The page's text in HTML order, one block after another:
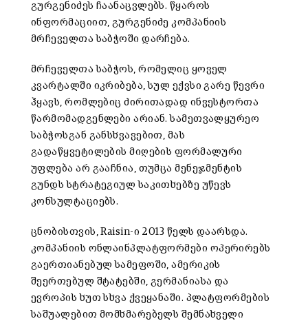
გურგენიძეს ჩაანაცვლებს. წყაროს
ინფორმაციით, გურგენიძე კომპანიის
მრჩეველთა საბჭოში დარჩება.
მრჩეველთა საბჭოს, რომელიც ყოველ
კვარტალში იკრიბება, სულ ექვსი გარე წევრი
ჰყავს, რომლებიც ძირითადად ინვესტორთა
წარმომადგენლები არიან. სამეთვალყურეო
საბჭოსგან განსხვავებით, მას
გადაწყვეტილების მიღების ფორმალური
უფლება არ გააჩნია, თუმცა მენეჯმენტის
გუნდს სტრატეგიულ საკითხებზე უწევს
კონსულტაციებს.
ცნობისთვის, Raisin-ი 2013 წელს დაარსდა.
კომპანიის ონლაინპლატფორმები ოპერირებს
გაერთიანებულ სამეფოში, ამერიკის
შეერთებულ შტატებში, გერმანიასა და
ევროპის ხუთ სხვა ქვეყანაში. პლატფორმების
საშუალებით მომხმარებელს შემნახველი